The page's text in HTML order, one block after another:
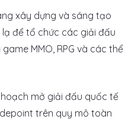
xây dựng và sáng tạo
để tổ chức các giải đấu
MMO, RPG và các thể
mở giải đấu quốc tế
trên quy mô toàn